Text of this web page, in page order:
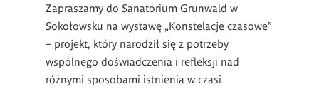
Zapraszamy do Sanatorium Grunwald w
Sokołowsku na wystawę „Konstelacje czasowe”
– projekt, który narodził się z potrzeby
wspólnego doświadczenia i refleksji nad
różnymi sposobami istnienia w czasi